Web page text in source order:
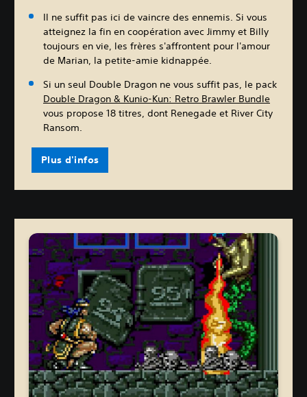
Il ne suffit pas ici de vaincre des ennemis. Si vous
atteignez la fin en coopération avec Jimmy et Billy
toujours en vie, les frères s'affrontent pour l'amour
de Marian, la petite-amie kidnappée.
Si un seul Double Dragon ne vous suffit pas, le pack
Double Dragon & Kunio-Kun: Retro Brawler Bundle
vous propose 18 titres, dont Renegade et River City
Ransom.
Plus d'infos